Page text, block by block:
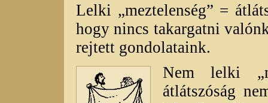
Lelki „meztelenség” =
hogy nincs takargatni
rejtett gondolataink.
Nem lelki
átlátszóság